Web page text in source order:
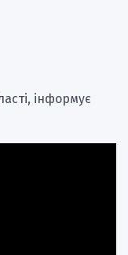
інформує